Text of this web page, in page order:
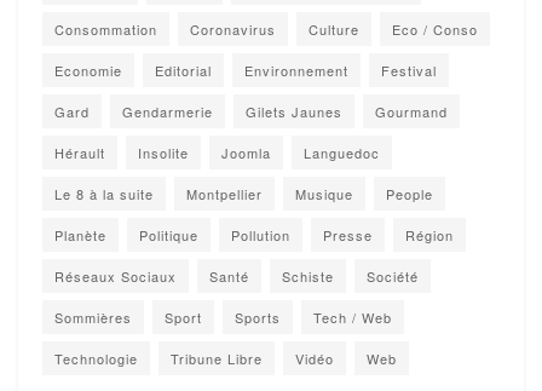
Consommation Coronavirus Culture Eco / Conso
Economie Editorial Environnement Festival
Gard Gendarmerie Gilets Jaunes Gourmand
Hérault Insolite Joomla Languedoc
Le 8 à la suite Montpellier Musique People
Planète Politique Pollution Presse Région
Réseaux Sociaux Santé Schiste Société
Sommières Sport Sports Tech / Web
Technologie Tribune Libre Vidéo Web